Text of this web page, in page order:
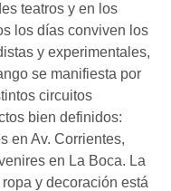
teatros y en los
los días conviven los
y experimentales,
se manifiesta por
circuitos
bien definidos:
en Av. Corrientes,
en La Boca. La
y decoración está